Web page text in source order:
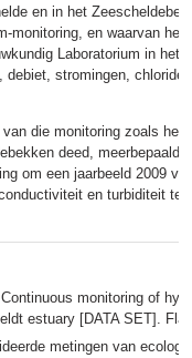
en in het
monitoring, en waarvan het
Laboratorium in het
stromingen,
die monitoring zoals het
deed, meerbepaald
om een jaarbeeld 2009
en turbiditeit te
monitoring of
estuary [DATA SET].
metingen van